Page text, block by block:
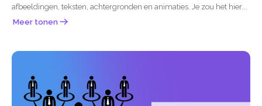
afbeeldingen, teksten, achtergronden en animaties. Je zou het hier...
Meer tonen